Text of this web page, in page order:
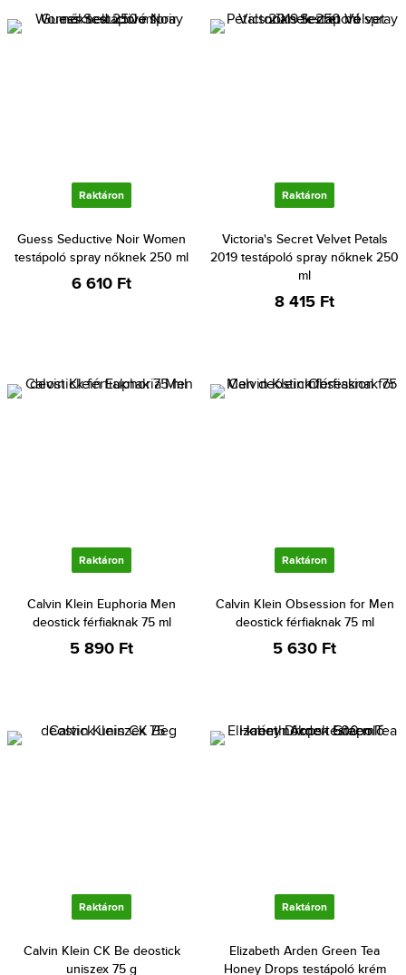
Raktáron
Guess Seductive Noir Women
testápoló spray nőknek 250 ml
6 610 Ft
Raktáron
Victoria's Secret Velvet Petals
2019 testápoló spray nőknek 250
ml
8 415 Ft
Raktáron
Calvin Klein Euphoria Men
deostick férfiaknak 75 ml
5 890 Ft
Raktáron
Calvin Klein Obsession for Men
deostick férfiaknak 75 ml
5 630 Ft
Raktáron
Calvin Klein CK Be deostick
uniszex 75 g
Raktáron
Elizabeth Arden Green Tea
Honey Drops testápoló krém